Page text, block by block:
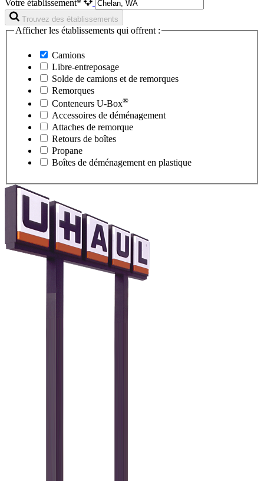
Votre établissement*
Trouvez des établissements
Afficher les établissements qui offrent :
Camions
Libre-entreposage
Solde de camions et de remorques
Remorques
Conteneurs U-Box®
Accessoires de déménagement
Attaches de remorque
Retours de boîtes
Propane
Boîtes de déménagement en plastique